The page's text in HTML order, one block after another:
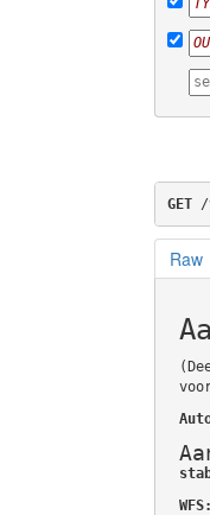
GET /
Raw
WFS: